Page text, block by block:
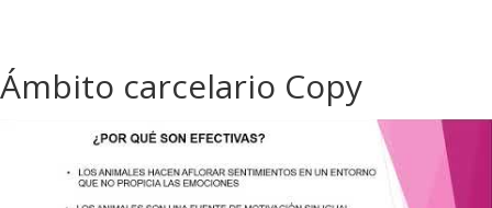
Ámbito carcelario Copy